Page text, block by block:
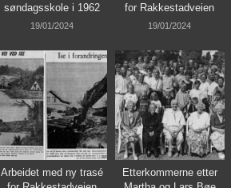
søndagsskole i 1962
19/01/2024
for Rakkestadveien
19/01/2024
Arbeidet med ny trasé
Etterkommerne etter